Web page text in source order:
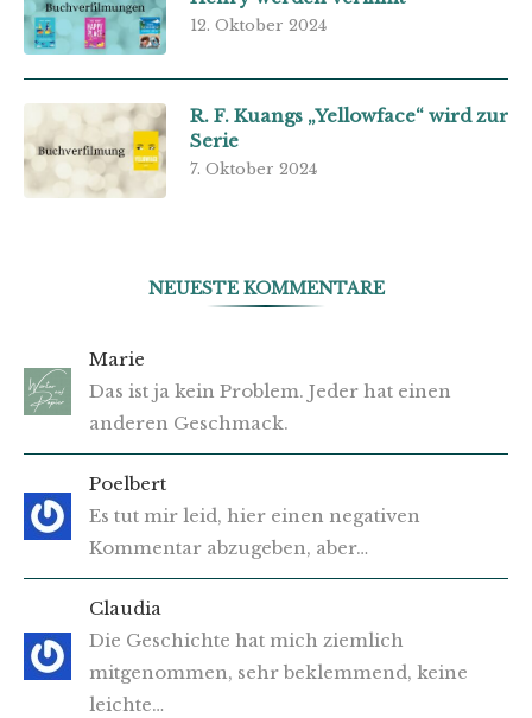
12. Oktober 2024
R. F. Kuangs „Yellowface“ wird zur
Serie
7. Oktober 2024
NEUESTE KOMMENTARE
Marie
Das ist ja kein Problem. Jeder hat einen
anderen Geschmack.
Poelbert
Es tut mir leid, hier einen negativen
Kommentar abzugeben, aber…
Claudia
Die Geschichte hat mich ziemlich
mitgenommen, sehr beklemmend, keine
leichte…